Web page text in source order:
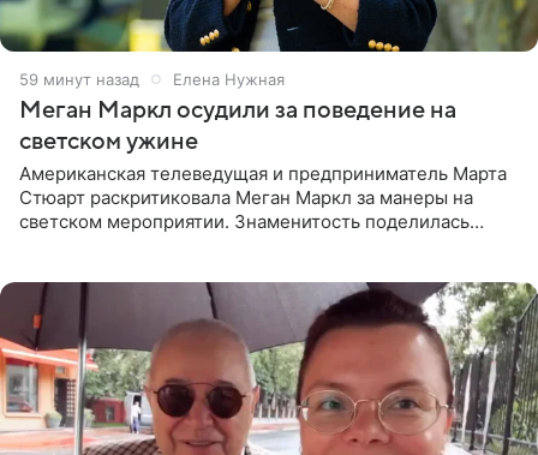
59 минут назад Елена Нужная
Меган Маркл осудили за поведение на
светском ужине
Американская телеведущая и предприниматель Марта
Стюарт раскритиковала Меган Маркл за манеры на
светском мероприятии. Знаменитость поделилась